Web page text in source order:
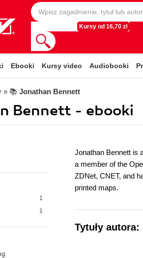
Kursy od 16,70 zł
Ebooki Kursy video Audiobooki
» 📚 Jonathan Bennett
Bennett - ebooki
1
1
Jonathan Bennett is
a member of the
ZDNet, CNET, and
printed maps.
Tytuły